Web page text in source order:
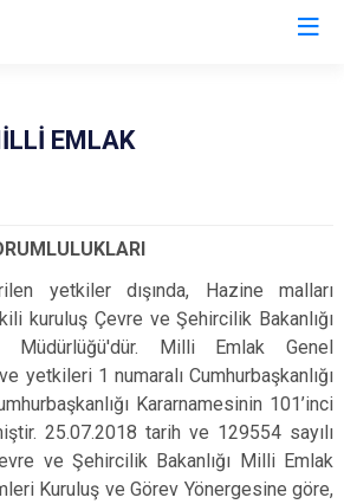
İnebolu
Küre
Pınarbaşı
Şenpazar
Seydiler
Taşköprü
Tosya
EMLAK
yetkiler dışında, Hazine malları
kuruluş Çevre ve Şehircilik Bakanlığı
Milli Emlak Genel
yetkileri 1 numaralı Cumhurbaşkanlığı
Kararnamesinin 101’inci
25.07.2018 tarih ve 129554 sayılı
ve Şehircilik Bakanlığı Milli Emlak
Kuruluş ve Görev Yönergesine göre,